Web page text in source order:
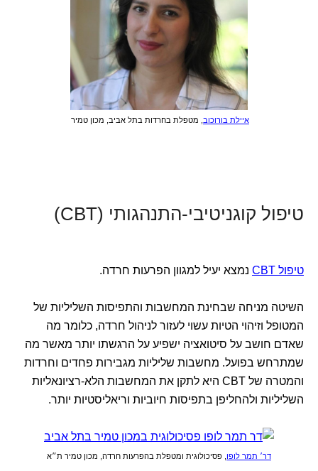
איילת בורוכוב , מטפלת בחרדות בתל אביב, מכון טמיר
טיפול קוגניטיבי-התנהגותי (CBT)
טיפול CBT נמצא יעיל למגוון הפרעות חרדה.
השיטה מניחה שבחינת המחשבות והתפיסות השליליות של
המטופל וזיהוי הטיות עשוי לעזור לניהול חרדה, כלומר מה
שאדם חושב על סיטואציה ישפיע על הרגשתו יותר מאשר מה
שמתרחש בפועל. מחשבות שליליות מגבירות פחדים וחרדות
והמטרה של CBT היא לתקן את המחשבות הלא-רציונאליות
השליליות ולהחליפן בתפיסות חיוביות וריאליסטיות יותר.
דר׳ תמר לופו, פסיכולוגית ומטפלת בהפרעות חרדה, מכון טמיר ת״א